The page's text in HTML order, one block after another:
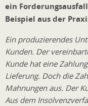
ein
Beispiel aus der
Ein produzierendes
Kunden. Der
Kunde hat eine
Lieferung. Doch die
Mahnungen aus. Der
Aus dem